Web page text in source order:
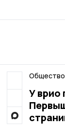
Общество
У врио